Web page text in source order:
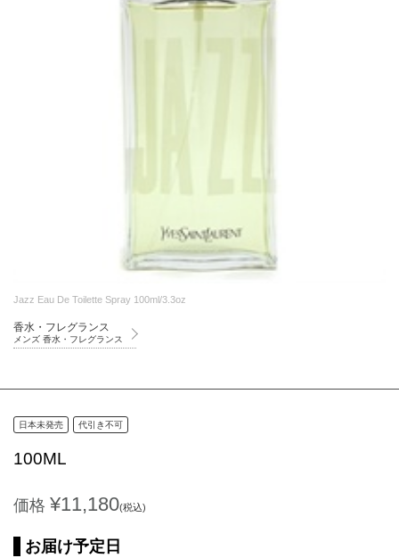
Jazz Eau De Toilette Spray 100ml/3.3oz
香水・フレグランス
メンズ 香水・フレグランス
日本未発売 代引き不可
100ML
価格 ¥11,180(税込)
お届け予定日